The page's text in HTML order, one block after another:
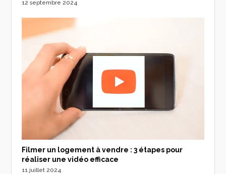
12 septembre 2024
Filmer un logement à vendre : 3 étapes pour
réaliser une vidéo efficace
11 juillet 2024